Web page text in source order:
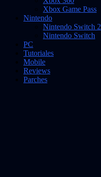
Xbox Game Pass
Nintendo
Nintendo Switch 2
Nintendo Switch
PC
Tutoriales
Mobile
Reviews
Parches